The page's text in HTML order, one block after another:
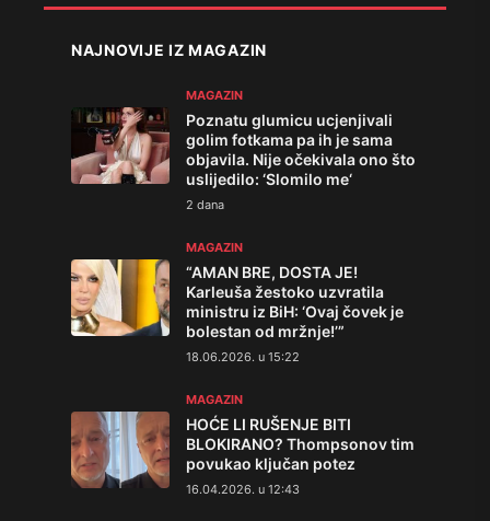
NAJNOVIJE IZ MAGAZIN
MAGAZIN
Poznatu glumicu ucjenjivali
golim fotkama pa ih je sama
objavila. Nije očekivala ono što
uslijedilo: ‘Slomilo me‘
2 dana
MAGAZIN
“AMAN BRE, DOSTA JE!
Karleuša žestoko uzvratila
ministru iz BiH: ‘Ovaj čovek je
bolestan od mržnje!’”
18.06.2026. u 15:22
MAGAZIN
HOĆE LI RUŠENJE BITI
BLOKIRANO? Thompsonov tim
povukao ključan potez
16.04.2026. u 12:43